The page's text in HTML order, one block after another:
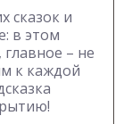
сказок и
в этом
главное – не
к каждой